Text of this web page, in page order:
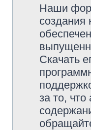
Наши
Скачать
за то,